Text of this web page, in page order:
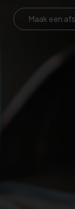
Maak een